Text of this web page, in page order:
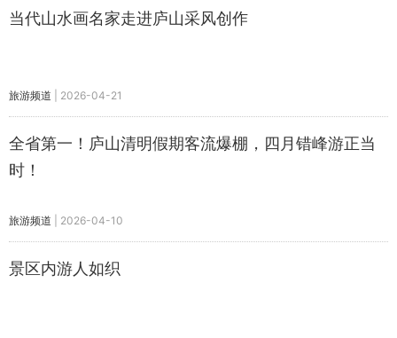
当代山水画名家走进庐山采风创作
旅游频道 2026-04-21
全省第一！庐山清明假期客流爆棚，四月错峰游正当
时！
旅游频道 2026-04-10
景区内游人如织